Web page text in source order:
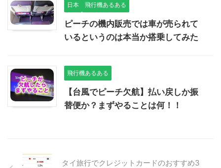
日本 飛行機あるある
ピーチの機内販売では車が売られて
いるというのは本当か搭乗してみた
飛行機あるある
【台風でピーチ欠航】払い戻しか振
替便か？まずやることは何！！
タイ旅行でクレジットカードのおすすめ3